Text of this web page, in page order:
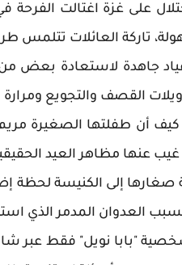
على غزة اغتالت الفرحة
تاركة العائلات تتلمس
جاهدة لاستعادة بعض
القصف والتجويع ومرارة
كيف أن طفلتها الصغيرة
غيب عنها مظاهر العيد
صغارها إلى الكنيسة
العدوان المدمر الذي
"بابا نويل" فقط عبر